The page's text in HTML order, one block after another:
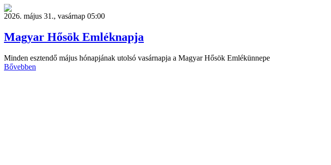
2026. május 31., vasárnap 05:00
Magyar Hősök Emléknapja
Minden esztendő május hónapjának utolsó vasárnapja a Magyar Hősök Emlékünnepe
Bővebben